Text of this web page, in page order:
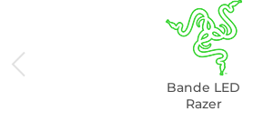
Bande LED
Razer